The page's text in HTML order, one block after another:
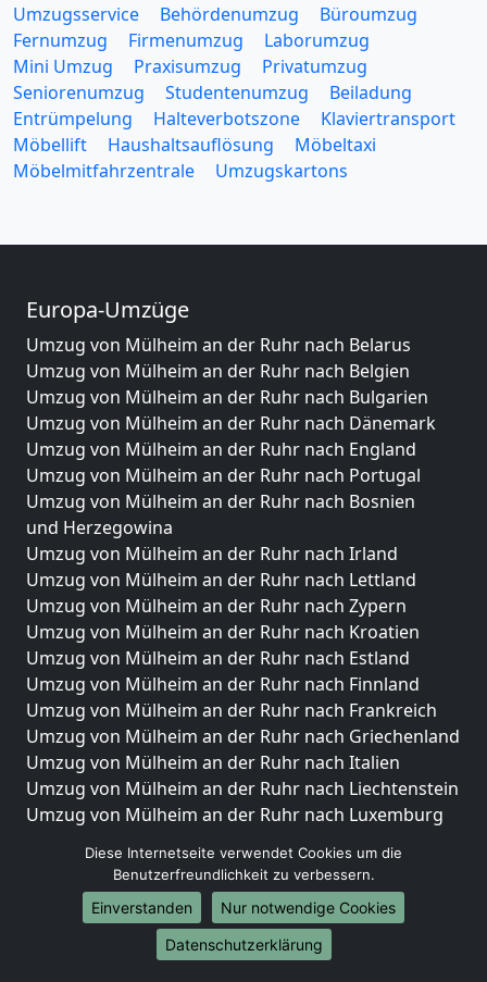
Umzugsservice Behördenumzug
Büroumzug
Fernumzug
Firmenumzug
Laborumzug
Mini Umzug
Praxisumzug
Privatumzug
Seniorenumzug
Studentenumzug
Beiladung
Entrümpelung
Halteverbotszone
Klaviertransport
Möbellift
Haushaltsauflösung
Möbeltaxi
Möbelmitfahrzentrale
Umzugskartons
Europa-Umzüge
Umzug von Mülheim an der Ruhr nach Belarus
Umzug von Mülheim an der Ruhr nach Belgien
Umzug von Mülheim an der Ruhr nach Bulgarien
Umzug von Mülheim an der Ruhr nach Dänemark
Umzug von Mülheim an der Ruhr nach England
Umzug von Mülheim an der Ruhr nach Portugal
Umzug von Mülheim an der Ruhr nach Bosnien
und Herzegowina
Umzug von Mülheim an der Ruhr nach Irland
Umzug von Mülheim an der Ruhr nach Lettland
Umzug von Mülheim an der Ruhr nach Zypern
Umzug von Mülheim an der Ruhr nach Kroatien
Umzug von Mülheim an der Ruhr nach Estland
Umzug von Mülheim an der Ruhr nach Finnland
Umzug von Mülheim an der Ruhr nach Frankreich
Umzug von Mülheim an der Ruhr nach Griechenland
Umzug von Mülheim an der Ruhr nach Italien
Umzug von Mülheim an der Ruhr nach Liechtenstein
Umzug von Mülheim an der Ruhr nach Luxemburg
Umzug von Mülheim an der Ruhr nach Norwegen
Umzüge-Deutschlandweit
Umzug von Mülheim an der Ruhr nach Berlin
Diese Internetseite verwendet Cookies um die
Benutzerfreundlichkeit zu verbessern.
Einverstanden
Nur notwendige Cookies
Datenschutzerklärung